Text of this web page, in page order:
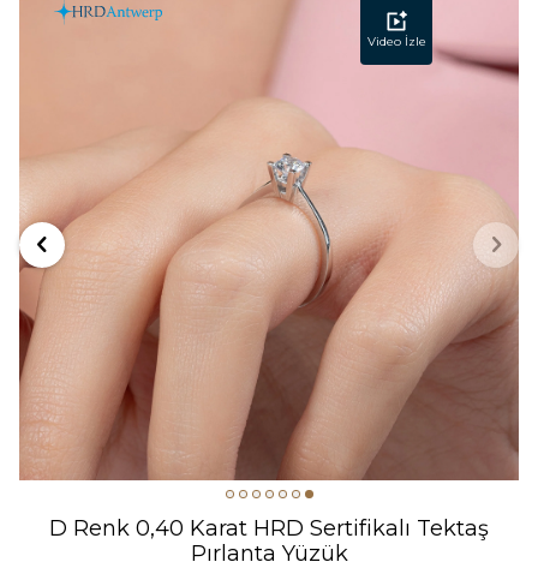
Video İzle
D Renk 0,40 Karat HRD Sertifikalı Tektaş
Pırlanta Yüzük